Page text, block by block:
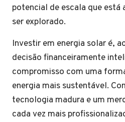
potencial de escala que está
ser explorado.
Investir em energia solar é,
decisão financeiramente
compromisso com uma
energia mais sustentável.
tecnologia madura e um
cada vez mais